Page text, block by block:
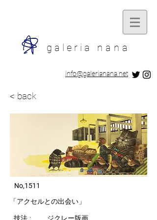
galeria nana
​info@galerianana.net
< back
​ No,1511
​「アクセルとの出会い」
技法 : ジクレー版画